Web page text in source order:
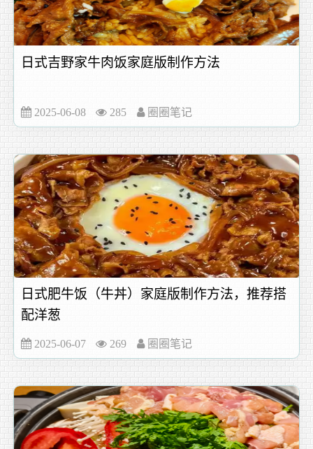
日式吉野家牛肉饭家庭版制作方法
2025-06-08 285 圈圈笔记
日式肥牛饭（牛丼）家庭版制作方法，推荐搭
配洋葱
2025-06-07 269 圈圈笔记